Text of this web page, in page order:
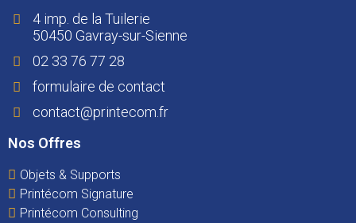
4 imp. de la Tuilerie
50450 Gavray-sur-Sienne
02 33 76 77 28
formulaire de contact
contact@printecom.fr
Nos Offres
Objets & Supports
Printécom Signature
Printécom Consulting